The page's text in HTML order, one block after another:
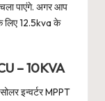
पाएंगे. अगर आप
लिए 12.5kva के
– 10KVA
इन्वर्टर MPPT